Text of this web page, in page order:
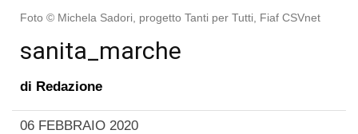
Foto © Michela Sadori, progetto Tanti per Tutti, Fiaf CSVnet
sanita_marche
di Redazione
06 FEBBRAIO 2020